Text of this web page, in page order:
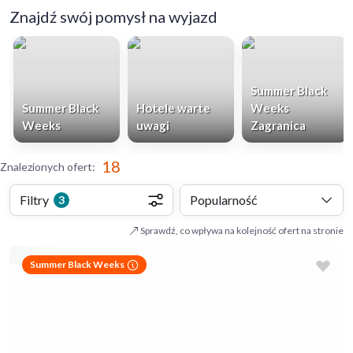
Znajdź swój pomysł na wyjazd
Summer Black
Weeks
Hotele warte
uwagi
Summer Black
Weeks
Zagranica
Znalezionych ofert: 18
Filtry 3 Popularność
Sprawdź, co wpływa na kolejność ofert na stronie
Summer Black Weeks